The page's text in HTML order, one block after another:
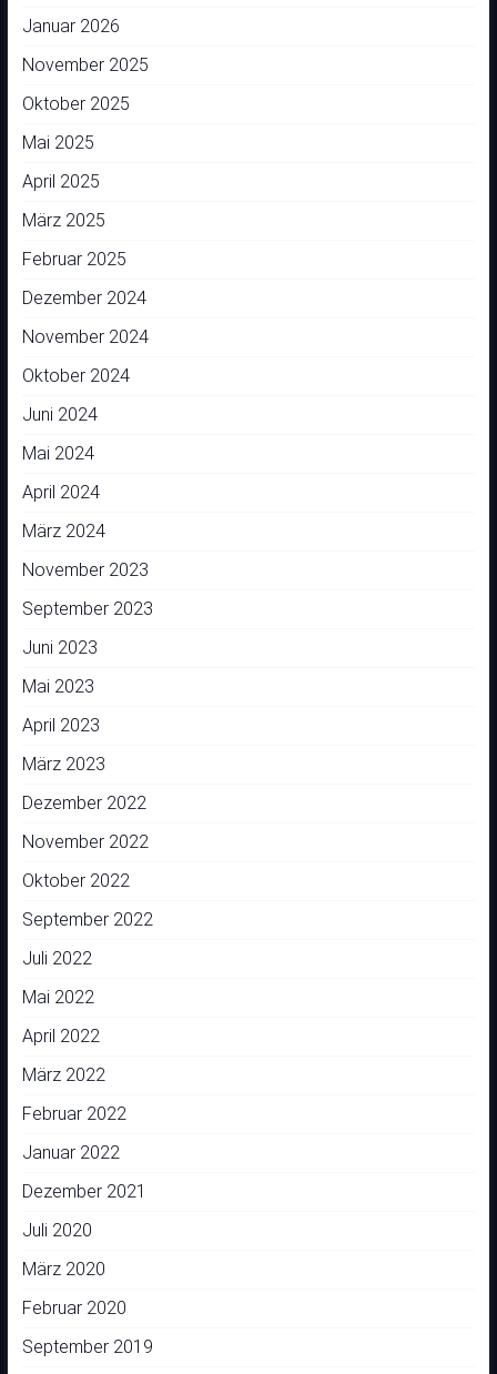
Januar 2026
November 2025
Oktober 2025
Mai 2025
April 2025
März 2025
Februar 2025
Dezember 2024
November 2024
Oktober 2024
Juni 2024
Mai 2024
April 2024
März 2024
November 2023
September 2023
Juni 2023
Mai 2023
April 2023
März 2023
Dezember 2022
November 2022
Oktober 2022
September 2022
Juli 2022
Mai 2022
April 2022
März 2022
Februar 2022
Januar 2022
Dezember 2021
Juli 2020
März 2020
Februar 2020
September 2019